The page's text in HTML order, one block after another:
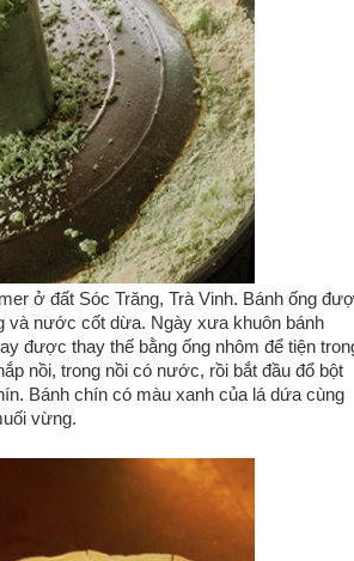
ở đất Sóc Trăng, Trà Vinh. Bánh ống
và nước cốt dừa. Ngày xưa khuôn bánh
được thay thế bằng ống nhôm để tiện
nồi, trong nồi có nước, rồi bắt đầu đổ bột
Bánh chín có màu xanh của lá dứa cùng
vừng.